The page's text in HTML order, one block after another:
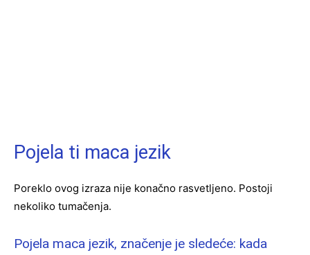
Pojela ti maca jezik
Poreklo ovog izraza nije konačno rasvetljeno. Postoji
nekoliko tumačenja.
Pojela maca jezik, značenje je sledeće: kada